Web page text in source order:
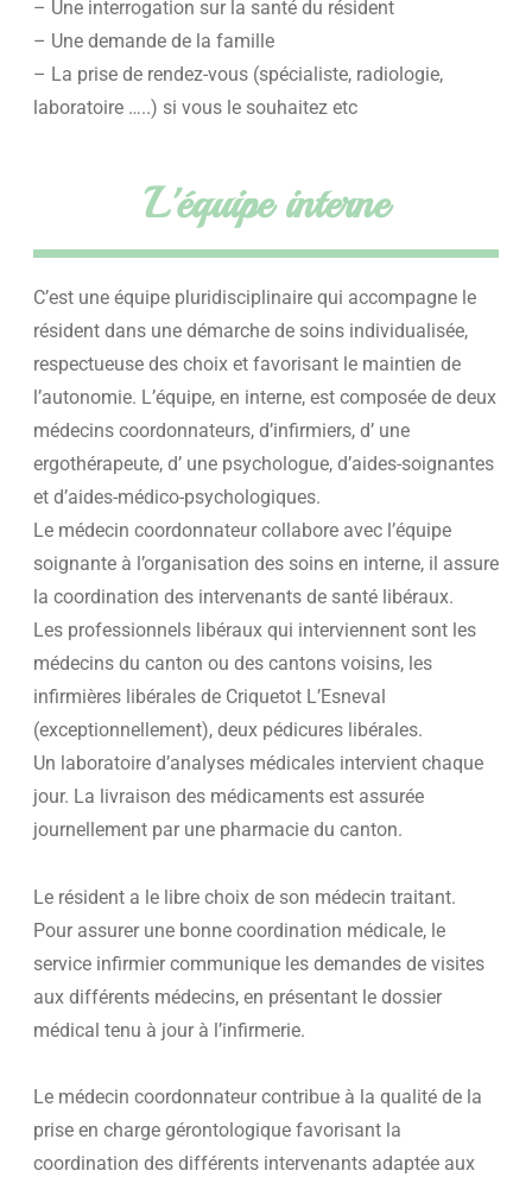
– Une interrogation sur la santé du résident
– Une demande de la famille
– La prise de rendez-vous (spécialiste, radiologie,
laboratoire …..) si vous le souhaitez etc
L'équipe interne
C’est une équipe pluridisciplinaire qui accompagne le
résident dans une démarche de soins individualisée,
respectueuse des choix et favorisant le maintien de
l’autonomie. L’équipe, en interne, est composée de deux
médecins coordonnateurs, d’infirmiers, d’ une
ergothérapeute, d’ une psychologue, d’aides-soignantes
et d’aides-médico-psychologiques.
Le médecin coordonnateur collabore avec l’équipe
soignante à l’organisation des soins en interne, il assure
la coordination des intervenants de santé libéraux.
Les professionnels libéraux qui interviennent sont les
médecins du canton ou des cantons voisins, les
infirmières libérales de Criquetot L’Esneval
(exceptionnellement), deux pédicures libérales.
Un laboratoire d’analyses médicales intervient chaque
jour. La livraison des médicaments est assurée
journellement par une pharmacie du canton.
Le résident a le libre choix de son médecin traitant.
Pour assurer une bonne coordination médicale, le
service infirmier communique les demandes de visites
aux différents médecins, en présentant le dossier
médical tenu à jour à l’infirmerie.
Le médecin coordonnateur contribue à la qualité de la
prise en charge gérontologique favorisant la
coordination des différents intervenants adaptée aux